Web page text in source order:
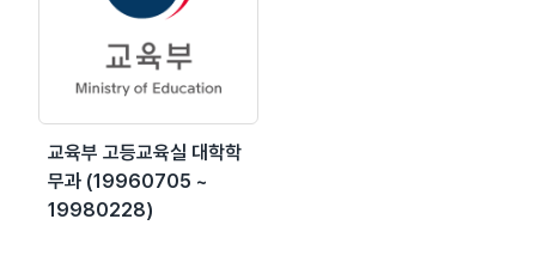
교육부 고등교육실 대학학
무과 (19960705 ~
19980228)